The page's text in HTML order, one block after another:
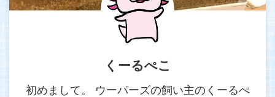
くーるぺこ
初めまして。 ウーパーズの飼い主のくーるぺ